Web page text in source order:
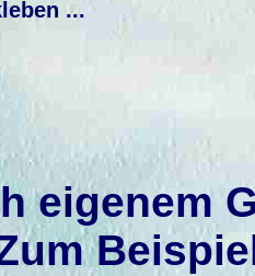
...
eigenem